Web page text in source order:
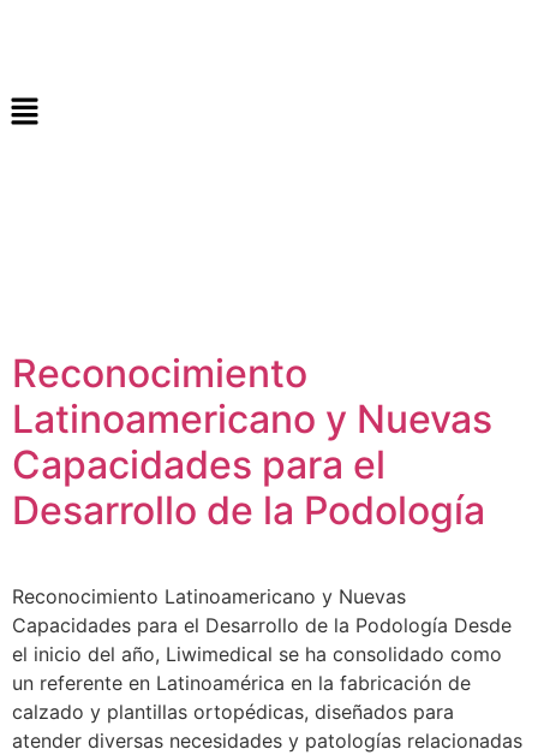
Reconocimiento
Latinoamericano y Nuevas
Capacidades para el
Desarrollo de la Podología
Reconocimiento Latinoamericano y Nuevas
Capacidades para el Desarrollo de la Podología Desde
el inicio del año, Liwimedical se ha consolidado como
un referente en Latinoamérica en la fabricación de
calzado y plantillas ortopédicas, diseñados para
atender diversas necesidades y patologías relacionadas